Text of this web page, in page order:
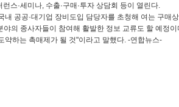
스·세미나, 수출·구매·투자 상담회 등이 열린다.
공공·대기업 장비도입 담당자를 초청해 여는 구매
의 종사자들이 참여해 활발한 정보 교류도 할 예정이
하는 촉매제가 될 것"이라고 말했다. -연합뉴스-